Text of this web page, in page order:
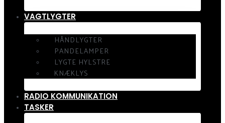
VAGTLYGTER
HÅNDLYGTER
PANDELAMPER
LYGTE HYLSTRE
KNÆKLYS
RADIO KOMMUNIKATION
TASKER